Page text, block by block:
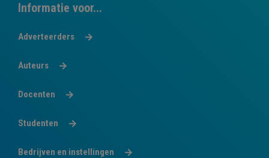
Informatie voor...
Adverteerders
Auteurs
Docenten
Studenten
Bedrijven en instellingen